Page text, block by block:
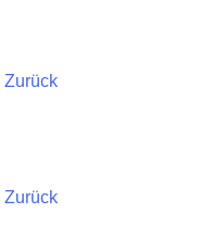
Zurück
Zurück